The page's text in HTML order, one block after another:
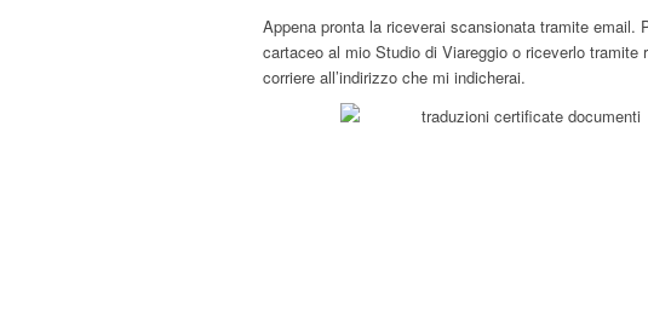
Appena pronta la riceverai scansionata tramite email.
cartaceo al mio Studio di Viareggio o riceverlo tramite
corriere all’indirizzo che mi indicherai.